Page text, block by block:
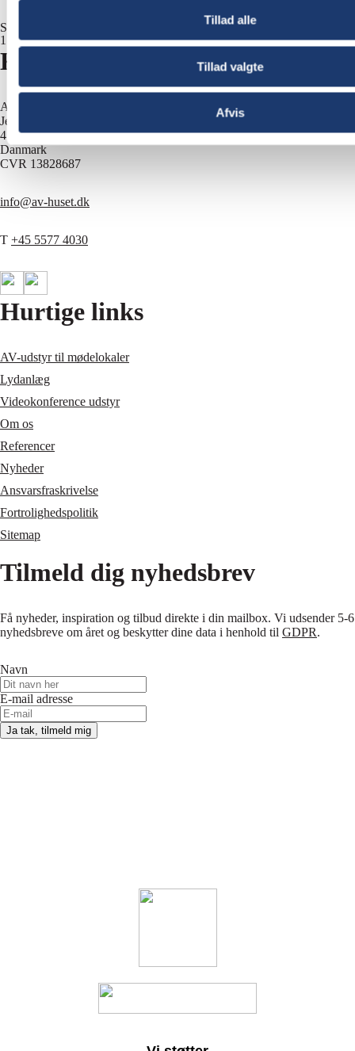
Tillad alle
Tillad valgte
Afvis
Stormøde for ledere i Topdanmark krævede diverse AV-udstyr.
1
>
Kontakt os
AV-HUSET A/S
Jernbuen 1
4700 Næstved
Danmark
CVR 13828687
info@av-huset.dk
T +45 5577 4030
Hurtige links
AV-udstyr til mødelokaler
Lydanlæg
Videokonference udstyr
Om os
Referencer
Nyheder
Ansvarsfraskrivelse
Fortrolighedspolitik
Sitemap
Tilmeld dig nyhedsbrev
Få nyheder, inspiration og tilbud direkte i din mailbox. Vi udsender 5-6
nyhedsbreve om året og beskytter dine data i henhold til GDPR.
Navn
E-mail adresse
Ja tak, tilmeld mig